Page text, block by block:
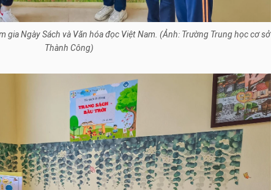
gia Ngày Sách và Văn hóa đọc Việt Nam. (Ảnh: Trường Trung học cơ sở
Thành Công)